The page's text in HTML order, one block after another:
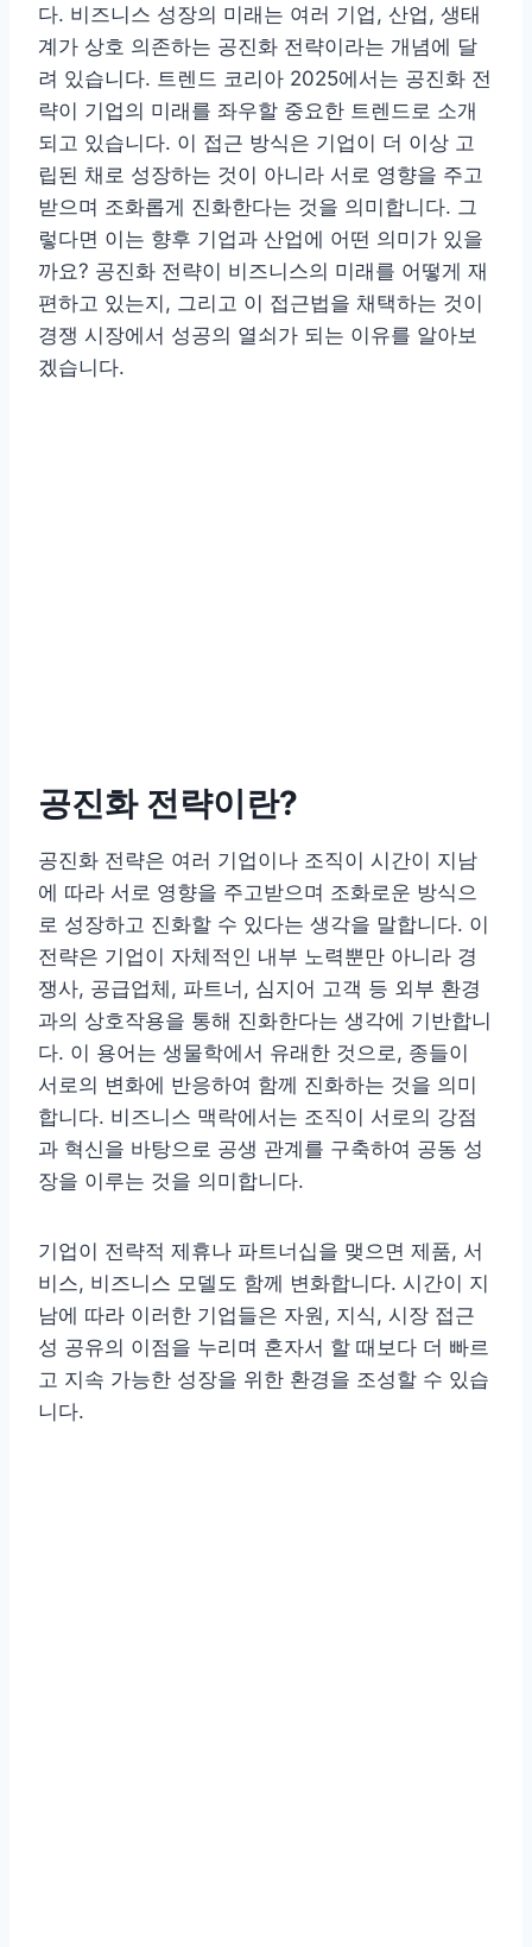
다. 비즈니스 성장의 미래는 여러 기업, 산업, 생태
계가 상호 의존하는 공진화 전략이라는 개념에 달
려 있습니다. 트렌드 코리아 2025에서는 공진화 전
략이 기업의 미래를 좌우할 중요한 트렌드로 소개
되고 있습니다. 이 접근 방식은 기업이 더 이상 고
립된 채로 성장하는 것이 아니라 서로 영향을 주고
받으며 조화롭게 진화한다는 것을 의미합니다. 그
렇다면 이는 향후 기업과 산업에 어떤 의미가 있을
까요? 공진화 전략이 비즈니스의 미래를 어떻게 재
편하고 있는지, 그리고 이 접근법을 채택하는 것이
경쟁 시장에서 성공의 열쇠가 되는 이유를 알아보
겠습니다.
공진화 전략이란?
공진화 전략은 여러 기업이나 조직이 시간이 지남
에 따라 서로 영향을 주고받으며 조화로운 방식으
로 성장하고 진화할 수 있다는 생각을 말합니다. 이
전략은 기업이 자체적인 내부 노력뿐만 아니라 경
쟁사, 공급업체, 파트너, 심지어 고객 등 외부 환경
과의 상호작용을 통해 진화한다는 생각에 기반합니
다. 이 용어는 생물학에서 유래한 것으로, 종들이
서로의 변화에 반응하여 함께 진화하는 것을 의미
합니다. 비즈니스 맥락에서는 조직이 서로의 강점
과 혁신을 바탕으로 공생 관계를 구축하여 공동 성
장을 이루는 것을 의미합니다.
기업이 전략적 제휴나 파트너십을 맺으면 제품, 서
비스, 비즈니스 모델도 함께 변화합니다. 시간이 지
남에 따라 이러한 기업들은 자원, 지식, 시장 접근
성 공유의 이점을 누리며 혼자서 할 때보다 더 빠르
고 지속 가능한 성장을 위한 환경을 조성할 수 있습
니다.